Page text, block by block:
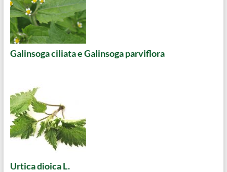
Galinsoga ciliata e Galinsoga parviflora
Urtica dioica L.